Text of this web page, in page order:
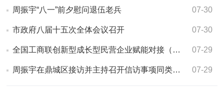
07-30
周振宇“八一”前夕慰问退伍老兵
07-30
市政府八届十五次全体会议召开
07-29
全国工商联创新型成长型民营企业赋能对接（湖南专场）活动在常德举行
07-29
周振宇在鼎城区接访并主持召开信访事项同类同改问题调度会